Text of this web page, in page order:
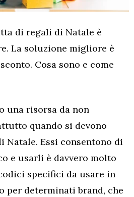
di regali di Natale è
La soluzione migliore è
Cosa sono e come
una risorsa da non
quando si devono
Natale. Essi consentono di
e usarli è davvero molto
specifici da usare in
per determinati brand, che